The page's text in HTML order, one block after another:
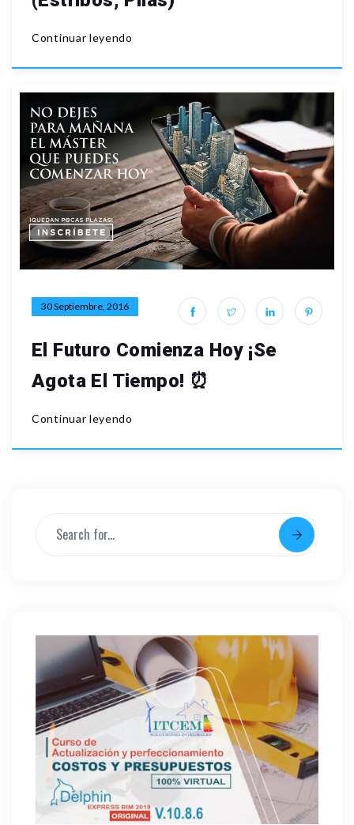
Continuar leyendo
30 Septiembre, 2016
El Futuro Comienza Hoy ¡Se
Agota El Tiempo! ⏰
Continuar leyendo